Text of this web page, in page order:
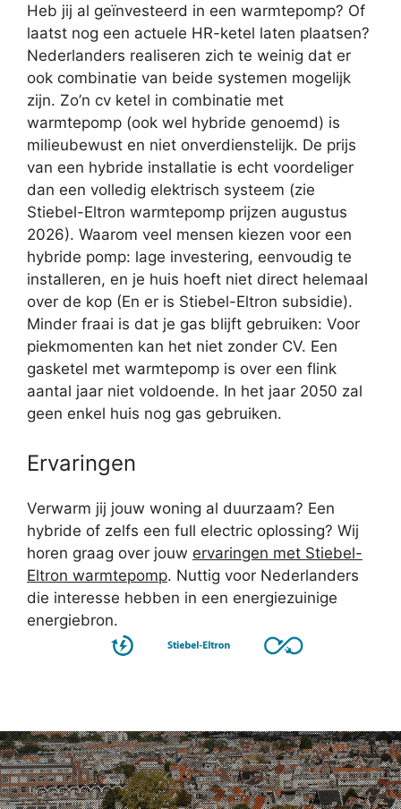
Heb jij al geïnvesteerd in een warmtepomp? Of
laatst nog een actuele HR-ketel laten plaatsen?
Nederlanders realiseren zich te weinig dat er
ook combinatie van beide systemen mogelijk
zijn. Zo’n cv ketel in combinatie met
warmtepomp (ook wel hybride genoemd) is
milieubewust en niet onverdienstelijk. De prijs
van een hybride installatie is echt voordeliger
dan een volledig elektrisch systeem (zie
Stiebel-Eltron warmtepomp prijzen augustus
2026). Waarom veel mensen kiezen voor een
hybride pomp: lage investering, eenvoudig te
installeren, en je huis hoeft niet direct helemaal
over de kop (En er is Stiebel-Eltron subsidie).
Minder fraai is dat je gas blijft gebruiken: Voor
piekmomenten kan het niet zonder CV. Een
gasketel met warmtepomp is over een flink
aantal jaar niet voldoende. In het jaar 2050 zal
geen enkel huis nog gas gebruiken.
Ervaringen
Verwarm jij jouw woning al duurzaam? Een
hybride of zelfs een full electric oplossing? Wij
horen graag over jouw ervaringen met Stiebel-
Eltron warmtepomp. Nuttig voor Nederlanders
die interesse hebben in een energiezuinige
energiebron.